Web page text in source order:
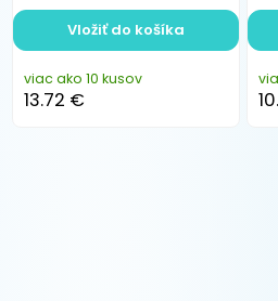
viac ako 10 kusov
13.72 €
Vložiť do košíka